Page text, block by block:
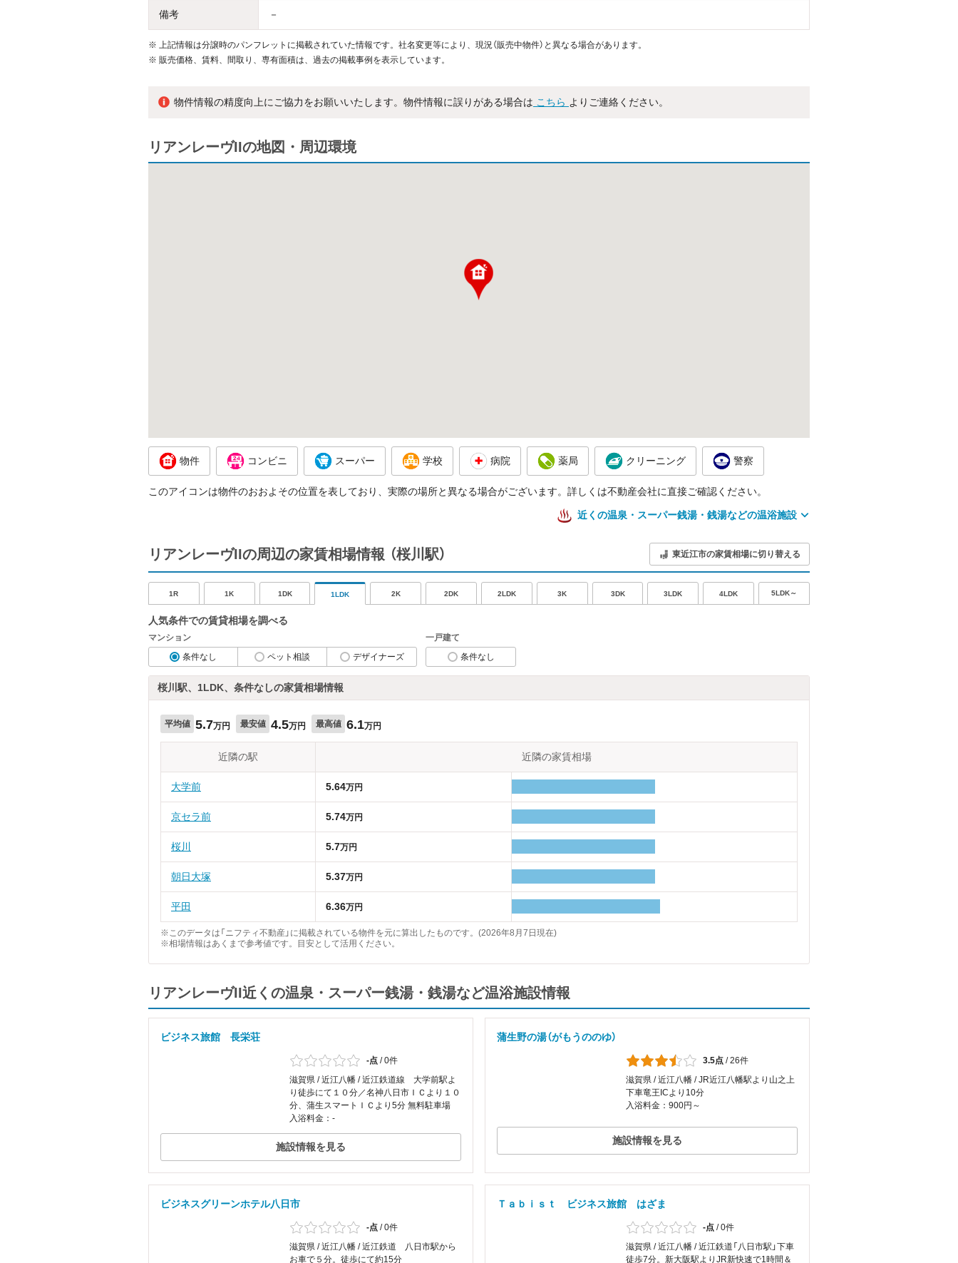
備考 －
※
上記情報は分譲時のパンフレットに掲載されていた情報です。社名変更等により、現況（販売中物件）と異なる場合があります。
※ 販売価格、賃料、間取り、専有面積は、過去の掲載事例を表示しています。
物件情報の精度向上にご協力をお願いいたします。物件情報に誤りがある場合は こちら よりご連絡ください。
リアンレーヴIIの地図・周辺環境
物件 コンビニ スーパー 学校 病院 薬局 クリーニング 警察
このアイコンは物件のおおよその位置を表しており、実際の場所と異なる場合がございます。詳しくは不動産会社に直接ご確認ください。
近くの温泉・スーパー銭湯・銭湯などの温浴施設
リアンレーヴIIの周辺の家賃相場情報 （桜川駅） 東近江市の家賃相場に切り替える
1R 1K 1DK 1LDK 2K 2DK 2LDK 3K 3DK 3LDK 4LDK 5LDK～
人気条件での賃貸相場を調べる
マンション
条件なし
ペット相談 デザイナーズ
一戸建て
条件なし
桜川駅、1LDK、条件なしの家賃相場情報
平均値 5.7万円 最安値 4.5万円 最高値 6.1万円
近隣の駅 近隣の家賃相場
大学前 5.64万円
京セラ前 5.74万円
桜川 5.7万円
朝日大塚 5.37万円
平田 6.36万円
※このデータは「ニフティ不動産」に掲載されている物件を元に算出したものです。(2026年8月7日現在)
※相場情報はあくまで参考値です。目安として活用ください。
リアンレーヴII近くの温泉・スーパー銭湯・銭湯など温浴施設情報
ビジネス旅館 長栄荘
-点 /0件
滋賀県 / 近江八幡 / 近江鉄道線 大学前駅よ
り徒歩にて１０分／名神八日市ＩＣより１０
分、蒲生スマートＩＣより5分 無料駐車場
入浴料金：-
施設情報を見る
蒲生野の湯（がもうののゆ）
3.5点 /26件
滋賀県 / 近江八幡 / JR近江八幡駅より山之上
下車竜王ICより10分
入浴料金：900円～
施設情報を見る
ビジネスグリーンホテル八日市
-点 /0件
滋賀県 / 近江八幡 / 近江鉄道 八日市駅から
お車で５分。徒歩にて約15分
Ｔａｂｉｓｔ ビジネス旅館 はざま
-点 /0件
滋賀県 / 近江八幡 / 近江鉄道「八日市駅」下車
徒歩7分。新大阪駅よりJR新快速で1時間＆